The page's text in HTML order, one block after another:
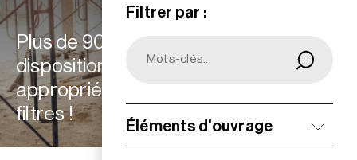
Filtrer par :
Éléments d'ouvrage
Plus de 900 ressources à votre
disposition : choisissez les plus
appropriées à vos besoins grâce aux
filtres !